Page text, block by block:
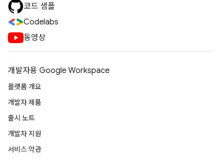
코드 샘플
Codelabs
동영상
개발자용 Google Workspace
플랫폼 개요
개발자 제품
출시 노트
개발자 지원
서비스 약관